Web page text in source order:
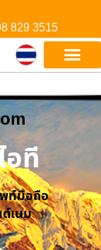
829 3515
อที
ท์มือถือ
เนม